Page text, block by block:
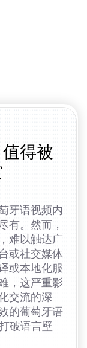
得被
牙语视频内
有。然而，
难以触达广
或社交媒体
或本地化服
，这严重影
交流的深
的葡萄牙语
破语言壁